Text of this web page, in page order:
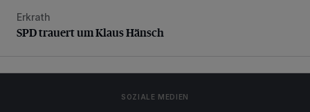
SPD trauert um Klaus Hänsch
Erkrath
SPD trauert um Klaus Hänsch
SOZIALE MEDIEN